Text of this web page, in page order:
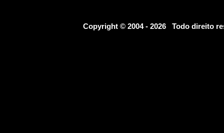
Copyright © 2004 - 2026 Todo direito